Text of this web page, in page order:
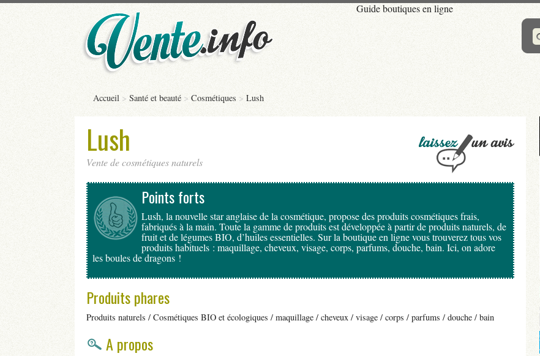
Guide boutiques en ligne
Accueil > Santé et beauté > Cosmétiques > Lush
Lush
Vente de cosmétiques naturels
Points forts
Lush, la nouvelle star anglaise de la cosmétique, propose des produits cosmétiques frais,
fabriqués à la main. Toute la gamme de produits est développée à partir de produits naturels, de
fruit et de légumes BIO, d’huiles essentielles. Sur la boutique en ligne vous trouverez tous vos
produits habituels : maquillage, cheveux, visage, corps, parfums, douche, bain. Ici, on adore
les boules de dragons !
Produits phares
Produits naturels / Cosmétiques BIO et écologiques / maquillage / cheveux / visage / corps / parfums / douche / bain
A propos